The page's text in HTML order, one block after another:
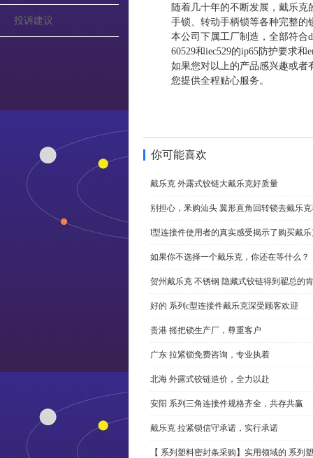
投诉建议
随着几十年的不断发展，戴乐
手锁、转动手柄锁等各种完整的
本公司下属工厂制造，全部符合
60529和iec529的ip65防护要求和
如果您对以上的产品感兴趣或者
您提供全程贴心服务。
你可能喜欢
戴乐克 外露式铰链大戴乐克好质量
别担心，釆购汕头 翼形直角回转锁去戴乐
l型连接件使用者的真实感受揭示了购买戴
如果你不选择一个戴乐克，你还在等什么？
贺州戴乐克 不锈钢 隐藏式铰链得到翟总的
好的 系列c型连接件戴乐克深受顾客欢迎
贵港 摇把锁生产厂，尊重客户
广东 拉紧锁免费咨询，专业执着
北海 外露式铰链造价，全力以赴
安阳 系列三角连接件规格齐全，共存共赢
戴乐克 拉紧锁信守承诺，实行承诺
【 系列塑料密封条采购】实用领域的 系列